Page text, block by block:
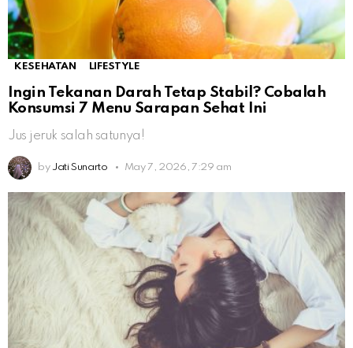
KESEHATAN LIFESTYLE
Ingin Tekanan Darah Tetap Stabil? Cobalah
Konsumsi 7 Menu Sarapan Sehat Ini
Jus jeruk salah satunya!
by Jati Sunarto May 7, 2026, 7:29 am